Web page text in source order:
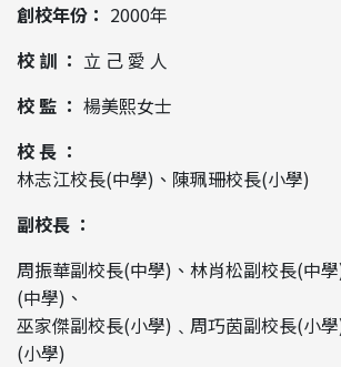
創校年份： 2000年
校 訓 ： 立 己 愛 人
校 監 ： 楊美熙女士
校 長 ：
林志江校長(中學)、陳珮珊校長(小學)
副校長 ：
周振華副校長(中學)、林肖松副校長(中
(中學)、
巫家傑副校長(小學)﹑周巧茵副校長(小
(小學)